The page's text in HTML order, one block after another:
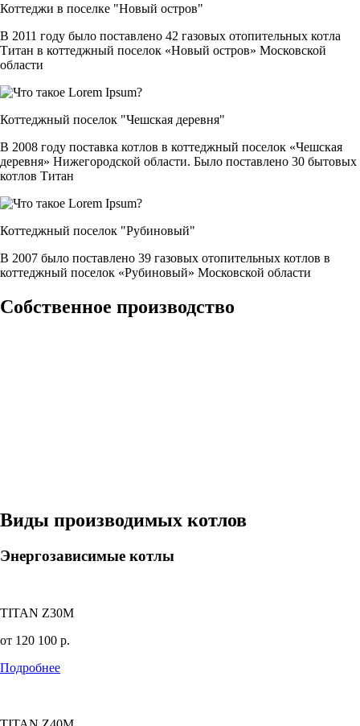
Коттеджи в поселке "Новый остров"
В 2011 году было поставлено 42 газовых отопительных котла
Титан в коттеджный поселок «Новый остров» Московской
области
Коттеджный поселок "Чешская деревня"
В 2008 году поставка котлов в коттеджный поселок «Чешская
деревня» Нижегородской области. Было поставлено 30 бытовых
котлов Титан
Коттеджный поселок "Рубиновый"
В 2007 было поставлено 39 газовых отопительных котлов в
коттеджный поселок «Рубиновый» Московской области
Собственное производство
Виды производимых котлов
Энергозависимые котлы
TITAN Z30M
от 120 100 р.
Подробнее